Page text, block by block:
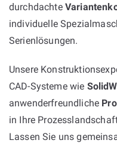
durchdachte
individuelle
Serienlösungen.
Unsere
CAD-Systeme wie
anwenderfreundliche
in Ihre
Lassen Sie uns